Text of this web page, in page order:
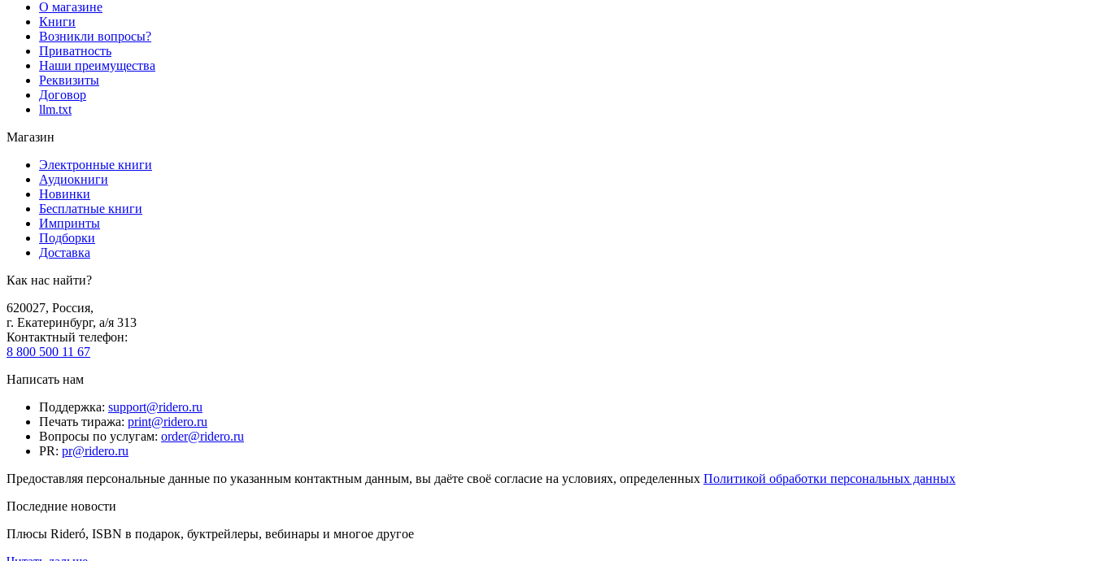
О магазине
Книги
Возникли вопросы?
Приватность
Наши преимущества
Реквизиты
Договор
llm.txt
Магазин
Электронные книги
Аудиокниги
Новинки
Бесплатные книги
Импринты
Подборки
Доставка
Как нас найти?
620027, Россия,
г. Екатеринбург, а/я 313
Контактный телефон:
8 800 500 11 67
Написать нам
Поддержка: support@ridero.ru
Печать тиража: print@ridero.ru
Вопросы по услугам: order@ridero.ru
PR: pr@ridero.ru
Предоставляя персональные данные по указанным контактным данным, вы даёте своё согласие на условиях, определенных Политикой обработки персональных данных
Последние новости
Плюсы Rideró, ISBN в подарок, буктрейлеры, вебинары и многое другое